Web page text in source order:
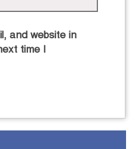
and website in
time I